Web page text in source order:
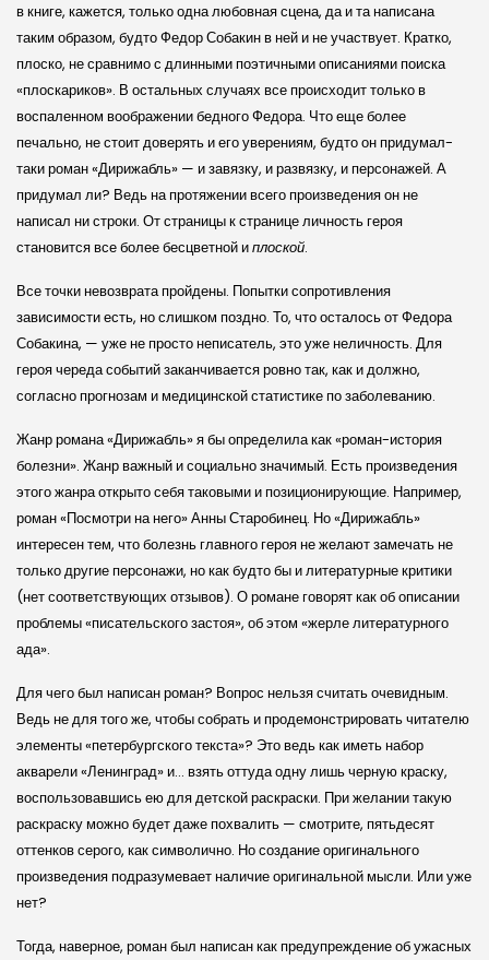
в книге, кажется, только одна любовная сцена, да и та написана
таким образом, будто Федор Собакин в ней и не участвует. Кратко,
плоско, не сравнимо с длинными поэтичными описаниями поиска
«плоскариков». В остальных случаях все происходит только в
воспаленном воображении бедного Федора. Что еще более
печально, не стоит доверять и его уверениям, будто он придумал-
таки роман «Дирижабль» — и завязку, и развязку, и персонажей. А
придумал ли? Ведь на протяжении всего произведения он не
написал ни строки. От страницы к странице личность героя
становится все более бесцветной иплоской.
Все точки невозврата пройдены. Попытки сопротивления
зависимости есть, но слишком поздно. То, что осталось от Федора
Собакина, — уже не просто неписатель, это уже неличность. Для
героя череда событий заканчивается ровно так, как и должно,
согласно прогнозам и медицинской статистике по заболеванию.
Жанр романа «Дирижабль» я бы определила как «роман-история
болезни». Жанр важный и социально значимый. Есть произведения
этого жанра открыто себя таковыми и позиционирующие. Например,
роман «Посмотри на него» Анны Старобинец. Но «Дирижабль»
интересен тем, что болезнь главного героя не желают замечать не
только другие персонажи, но как будто бы и литературные критики
(нет соответствующих отзывов). О романе говорят как об описании
проблемы «писательского застоя», об этом «жерле литературного
ада».
Для чего был написан роман? Вопрос нельзя считать очевидным.
Ведь не для того же, чтобы собрать и продемонстрировать читателю
элементы «петербургского текста»? Это ведь как иметь набор
акварели «Ленинград» и… взять оттуда одну лишь черную краску,
воспользовавшись ею для детской раскраски. При желании такую
раскраску можно будет даже похвалить — смотрите, пятьдесят
оттенков серого, как символично. Но создание оригинального
произведения подразумевает наличие оригинальной мысли. Или уже
нет?
Тогда, наверное, роман был написан как предупреждение об ужасных